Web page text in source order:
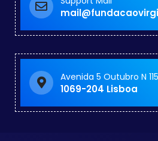
Avenida 5 Outubro N
1069-204 Lisboa